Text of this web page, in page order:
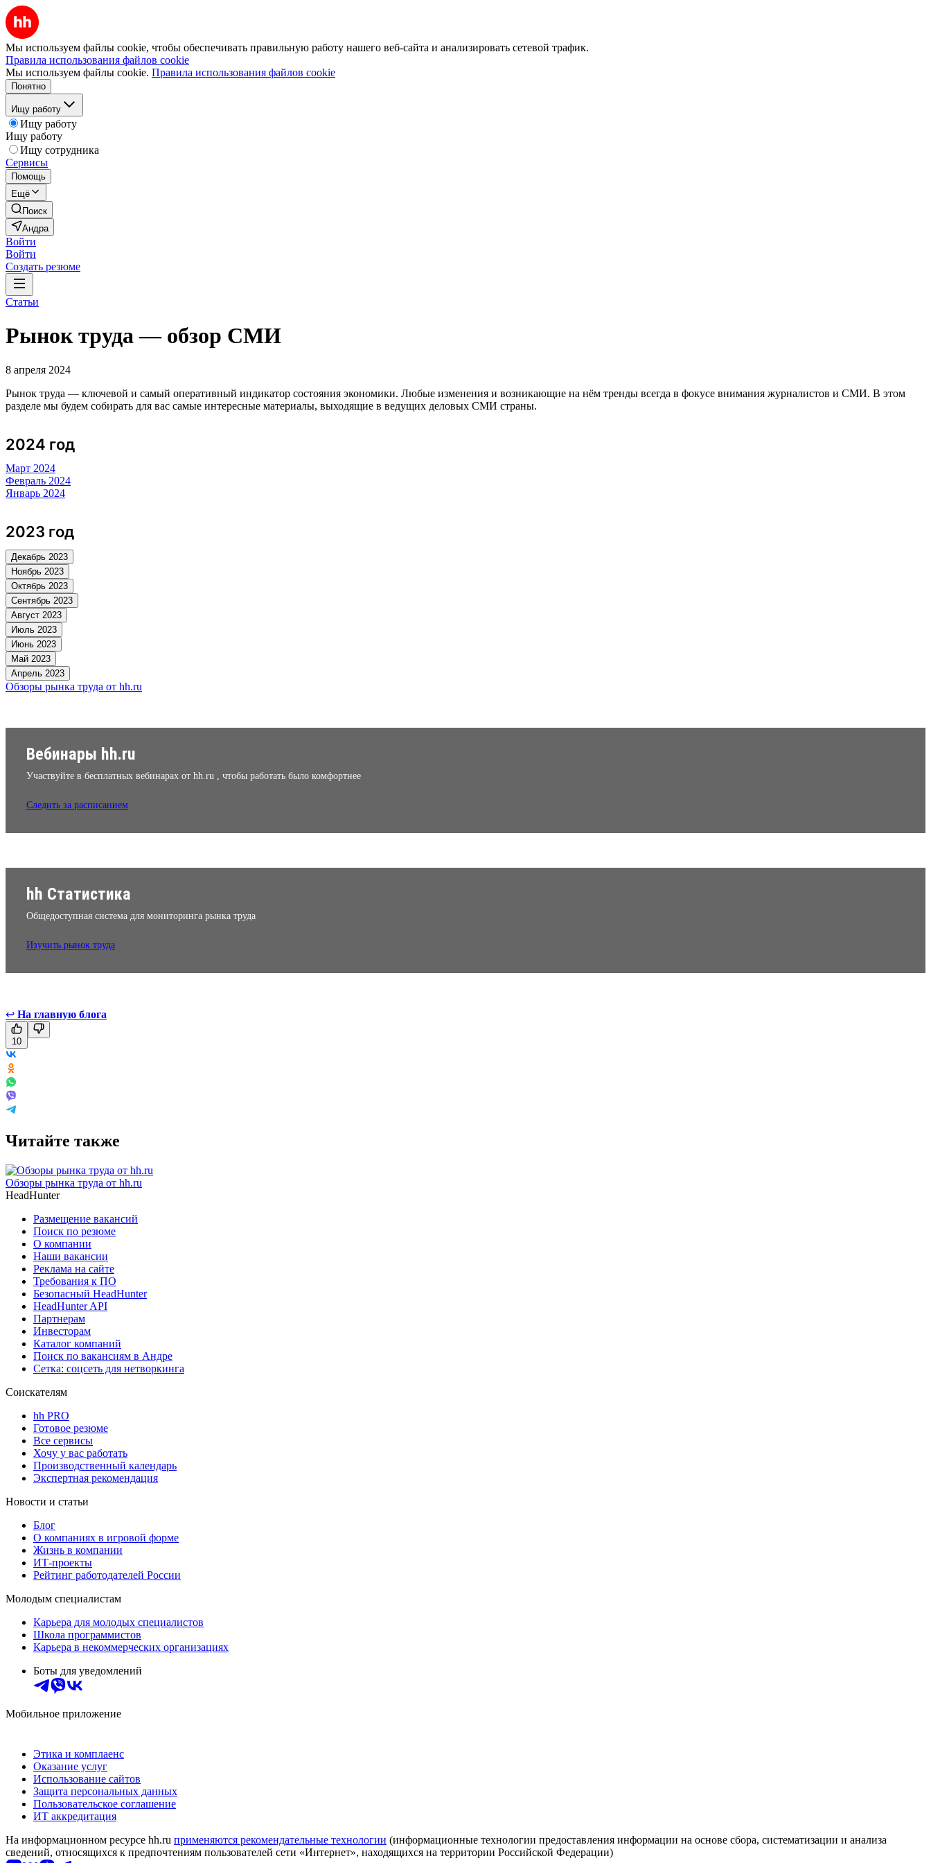
Мы используем файлы cookie, чтобы обеспечивать правильную работу нашего веб-сайта и анализировать сетевой трафик.
Правила использования файлов cookie
Мы используем файлы cookie. Правила использования файлов cookie
Понятно
Ищу работу
Ищу работу
Ищу работу
Ищу сотрудника
Сервисы
Помощь
Ещё
Поиск
Андра
Войти
Войти
Создать резюме
Статьи
Рынок труда — обзор СМИ
8 апреля 2024
Рынок труда — ключевой и самый оперативный индикатор состояния экономики. Любые изменения и возникающие на нём тренды всегда в фокусе внимания журналистов и СМИ. В этом
разделе мы будем собирать для вас самые интересные материалы, выходящие в ведущих деловых СМИ страны.
2024 год
Март 2024
Февраль 2024
Январь 2024
2023 год
Декабрь 2023
Ноябрь 2023
Октябрь 2023
Сентябрь 2023
Август 2023
Июль 2023
Июнь 2023
Май 2023
Апрель 2023
Обзоры рынка труда от hh.ru
Вебинары hh.ru
Участвуйте в бесплатных вебинарах от hh.ru , чтобы работать было комфортнее
Следить за расписанием
hh Статистика
Общедоступная система для мониторинга рынка труда
Изучить рынок труда
↩ На главную блога
10
Читайте также
Обзоры рынка труда от hh.ru
HeadHunter
Размещение вакансий
Поиск по резюме
О компании
Наши вакансии
Реклама на сайте
Требования к ПО
Безопасный HeadHunter
HeadHunter API
Партнерам
Инвесторам
Каталог компаний
Поиск по вакансиям в Андре
Сетка: соцсеть для нетворкинга
Соискателям
hh PRO
Готовое резюме
Все сервисы
Хочу у вас работать
Производственный календарь
Экспертная рекомендация
Новости и статьи
Блог
О компаниях в игровой форме
Жизнь в компании
ИТ-проекты
Рейтинг работодателей России
Молодым специалистам
Карьера для молодых специалистов
Школа программистов
Карьера в некоммерческих организациях
Боты для уведомлений
Мобильное приложение
Этика и комплаенс
Оказание услуг
Использование сайтов
Защита персональных данных
Пользовательское соглашение
ИТ аккредитация
На информационном ресурсе hh.ru применяются рекомендательные технологии (информационные технологии предоставления информации на основе сбора, систематизации и анализа
сведений, относящихся к предпочтениям пользователей сети «Интернет», находящихся на территории Российской Федерации)